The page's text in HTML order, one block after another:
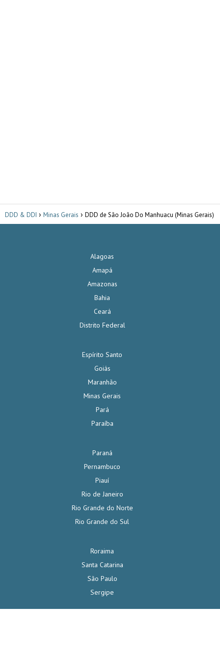
DDD & DDI Minas Gerais DDD de São João Do Manhuacu (Minas Gerais)
Alagoas
Amapá
Amazonas
Bahia
Ceará
Distrito Federal
Espírito Santo
Goiás
Maranhão
Minas Gerais
Pará
Paraíba
Paraná
Pernambuco
Piauí
Rio de Janeiro
Rio Grande do Norte
Rio Grande do Sul
Roraima
Santa Catarina
São Paulo
Sergipe